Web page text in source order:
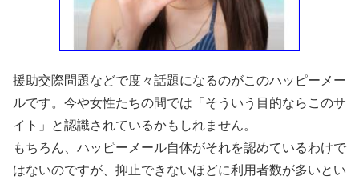
援助交際問題などで度々話題になるのがこのハッピーメー
ルです。今や女性たちの間では「そういう目的ならこのサ
イト」と認識されているかもしれません。
もちろん、ハッピーメール自体がそれを認めているわけで
はないのですが、抑止できないほどに利用者数が多いとい